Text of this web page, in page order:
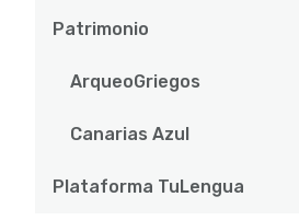
Patrimonio
ArqueoGriegos
Canarias Azul
Plataforma TuLengua